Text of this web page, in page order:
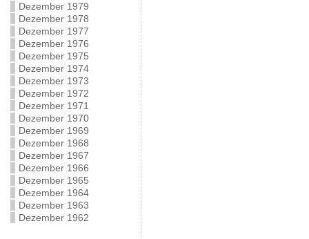
Dezember 1979
Dezember 1978
Dezember 1977
Dezember 1976
Dezember 1975
Dezember 1974
Dezember 1973
Dezember 1972
Dezember 1971
Dezember 1970
Dezember 1969
Dezember 1968
Dezember 1967
Dezember 1966
Dezember 1965
Dezember 1964
Dezember 1963
Dezember 1962